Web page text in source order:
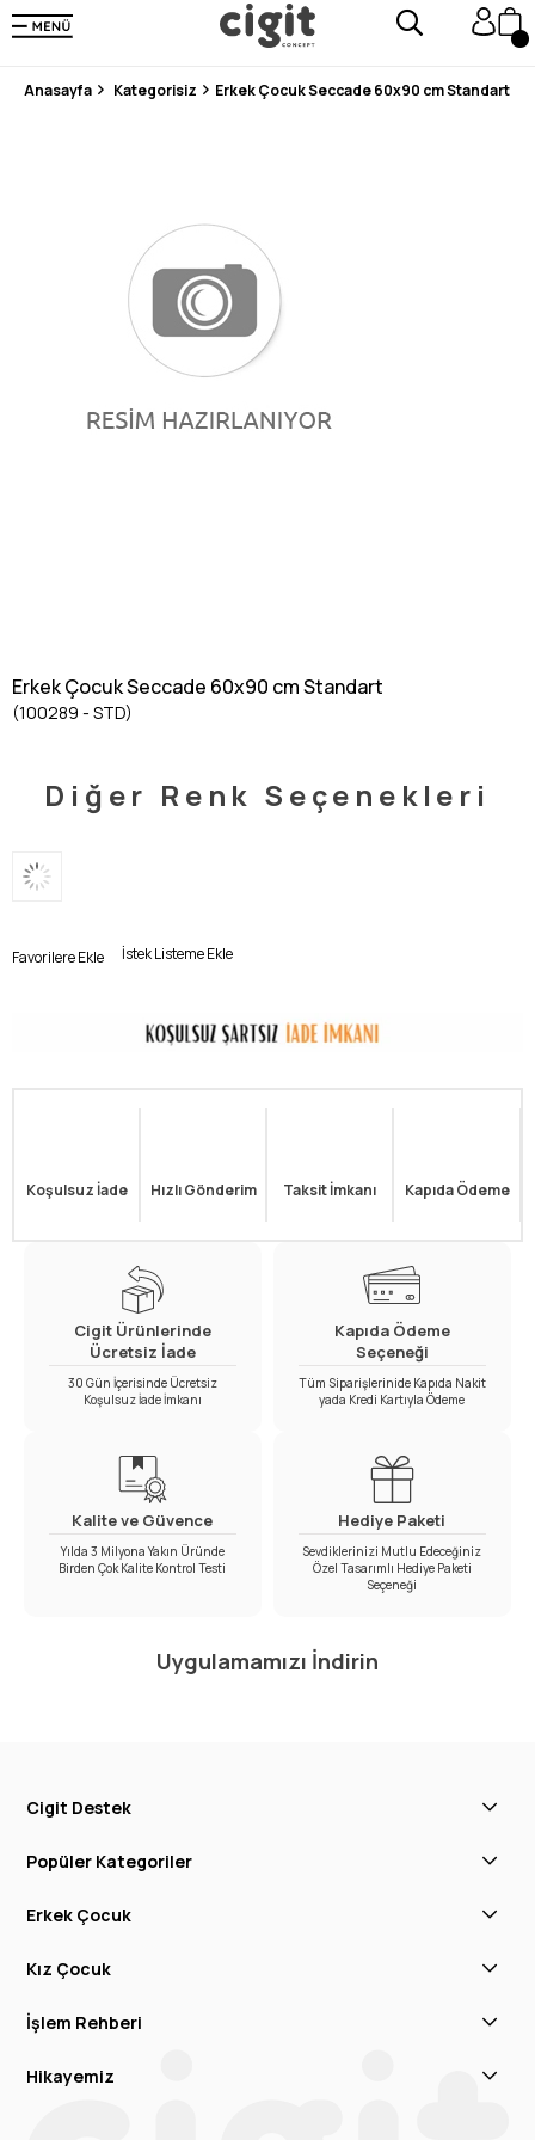
250.000'DEN FAZLA DEĞERLENDİRMEDE 5 ÜZERİNDEN 4.8 PUAN ALDI ⭐⭐⭐⭐⭐
3 MİLYONDAN FAZLA MUTLU MÜŞTERİ ❤️ 10 MİLYON ÜRÜN
Anasayfa Kategorisiz Erkek Çocuk Seccade 60x90 cm Standart
Erkek Çocuk Seccade 60x90 cm Standart
(100289 - STD)
Diğer Renk Seçenekleri
Favorilere Ekle İstek Listeme Ekle
Koşulsuz İade Hızlı Gönderim Taksit İmkanı Kapıda Ödeme
Cigit Ürünlerinde
Ücretsiz İade
30 Gün İçerisinde Ücretsiz
Koşulsuz İade İmkanı
Kapıda Ödeme
Seçeneği
Tüm Siparişlerinide Kapıda Nakit
yada Kredi Kartıyla Ödeme
Kalite ve Güvence
Yılda 3 Milyona Yakın Üründe
Birden Çok Kalite Kontrol Testi
Hediye Paketi
Sevdiklerinizi Mutlu Edeceğiniz
Özel Tasarımlı Hediye Paketi
Seçeneği
Uygulamamızı İndirin
Cigit Destek
Popüler Kategoriler
Erkek Çocuk
Kız Çocuk
İşlem Rehberi
Hikayemiz